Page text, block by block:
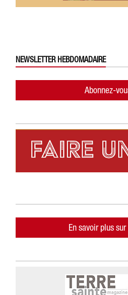
NEWSLETTER HEBDOMADAIRE
Abonnez-
En savoir plus